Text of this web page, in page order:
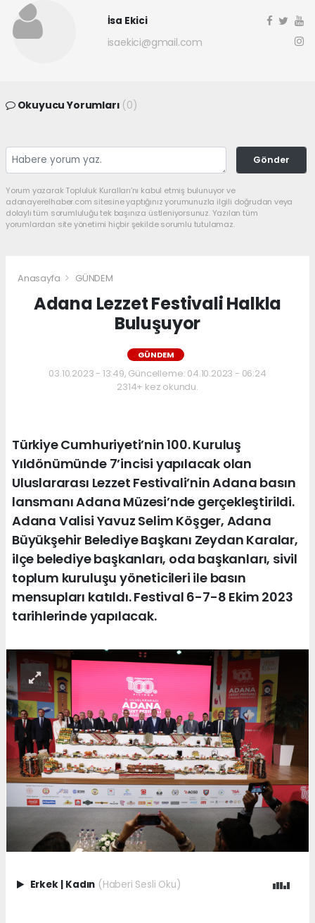
İsa Ekici
isaekici@gmail.com
Okuyucu Yorumları (0)
Gönder
Yorum yazarak Topluluk Kuralları’nı kabul etmiş bulunuyor ve
adanayerelhaber.com sitesine yaptığınız yorumunuzla ilgili doğrudan veya
dolaylı tüm sorumluluğu tek başınıza üstleniyorsunuz. Yazılan tüm
yorumlardan site yönetimi hiçbir şekilde sorumlu tutulamaz.
Anasayfa GÜNDEM
Adana Lezzet Festivali Halkla
Buluşuyor
GÜNDEM
03.10.2023 - 13:49, Güncelleme: 04.10.2023 - 06:24
2314+ kez okundu.
Türkiye Cumhuriyeti’nin 100. Kuruluş
Yıldönümünde 7’incisi yapılacak olan
Uluslararası Lezzet Festivali’nin Adana basın
lansmanı Adana Müzesi’nde gerçekleştirildi.
Adana Valisi Yavuz Selim Köşger, Adana
Büyükşehir Belediye Başkanı Zeydan Karalar,
ilçe belediye başkanları, oda başkanları, sivil
toplum kuruluşu yöneticileri ile basın
mensupları katıldı. Festival 6-7-8 Ekim 2023
tarihlerinde yapılacak.
Erkek | Kadın (Haberi Sesli Oku)